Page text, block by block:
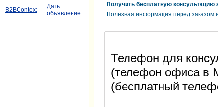
Получить бесплатную консультацию
Полезная информация перед заказом
Телефон для
(телефон офиса в
(бесплатный
B2BContext
Дать
объявление